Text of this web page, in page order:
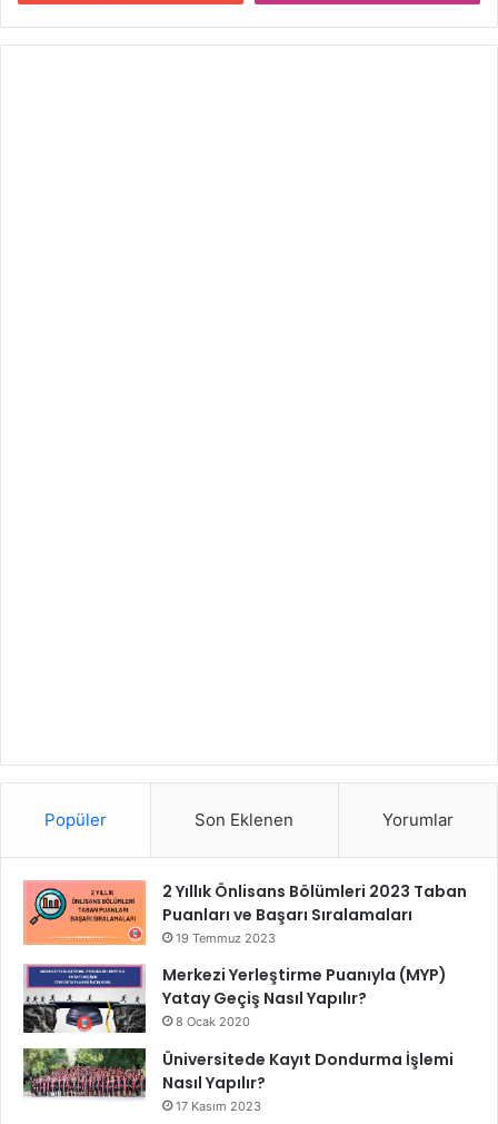
Popüler Son Eklenen Yorumlar
2 Yıllık Önlisans Bölümleri 2023 Taban
Puanları ve Başarı Sıralamaları
19 Temmuz 2023
Merkezi Yerleştirme Puanıyla (MYP)
Yatay Geçiş Nasıl Yapılır?
8 Ocak 2020
Üniversitede Kayıt Dondurma İşlemi
Nasıl Yapılır?
17 Kasım 2023